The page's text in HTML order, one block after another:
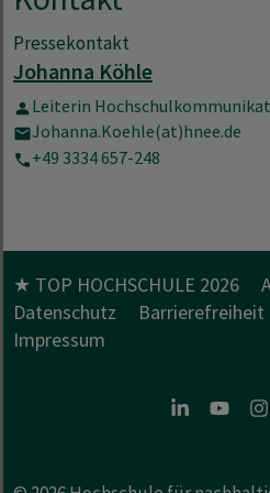
Pressekontakt
Johanna Köhle
Leiterin
Johanna.Koehle(at)hnee.de
+49 3334 657-248
★ TOP HOCHSCHULE 2026
Datenschutz
Barrierefreiheit
Impressum
LinkedIn